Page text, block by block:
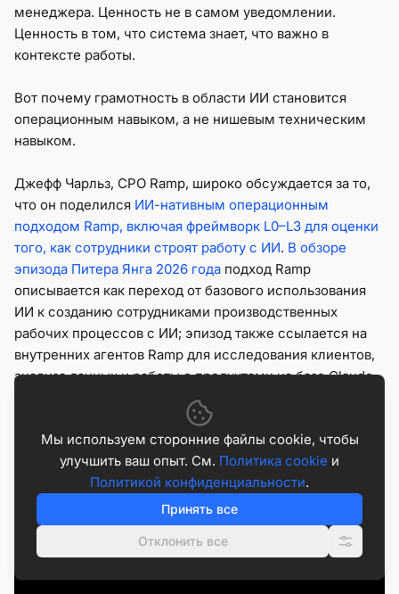
менеджера. Ценность не в самом уведомлении.
Ценность в том, что система знает, что важно в
контексте работы.
Вот почему грамотность в области ИИ становится
операционным навыком, а не нишевым техническим
навыком.
Джефф Чарльз, CPO Ramp, широко обсуждается за то,
что он поделился ИИ-нативным операционным
подходом Ramp, включая фреймворк L0–L3 для оценки
того, как сотрудники строят работу с ИИ. В обзоре
эпизода Питера Янга 2026 года подход Ramp
описывается как переход от базового использования
ИИ к созданию сотрудниками производственных
рабочих процессов с ИИ; эпизод также ссылается на
внутренних агентов Ramp для исследования клиентов,
анализа данных и работы с продуктами на базе Claude
Мы используем сторонние файлы cookie, чтобы
улучшить ваш опыт. См. Политика cookie и
Политикой конфиденциальности.
Принять все
Отклонить все